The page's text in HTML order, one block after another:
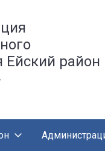
Ейский район